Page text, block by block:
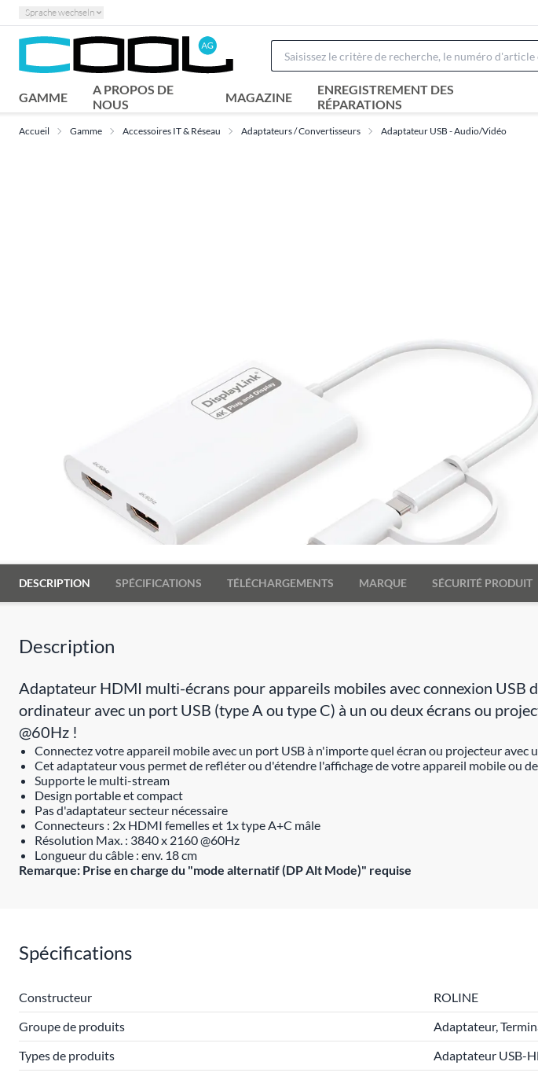
Sprache wechseln
GAMME
A PROPOS DE
NOUS
MAGAZINE
ENREGISTREMENT DES
RÉPARATIONS
Accueil Gamme Accessoires IT & Réseau Adaptateurs / Convertisseurs Adaptateur USB - Audio/Vidéo
DESCRIPTION SPÉCIFICATIONS TÉLÉCHARGEMENTS MARQUE SÉCURITÉ PRODUIT
Description
Adaptateur HDMI multi-écrans pour appareils mobiles avec connexion USB
ordinateur avec un port USB (type A ou type C) à un ou deux écrans ou
@60Hz !
Connectez votre appareil mobile avec un port USB à n'importe quel écran ou projecteur avec
Cet adaptateur vous permet de refléter ou d'étendre l'affichage de votre appareil mobile ou
Supporte le multi-stream
Design portable et compact
Pas d'adaptateur secteur nécessaire
Connecteurs : 2x HDMI femelles et 1x type A+C mâle
Résolution Max. : 3840 x 2160 @60Hz
Longueur du câble : env. 18 cm
Remarque: Prise en charge du "mode alternatif (DP Alt Mode)" requise
Spécifications
Constructeur
ROLINE
Groupe de produits
Adaptateur,
Types de produits
Adaptateur USB-